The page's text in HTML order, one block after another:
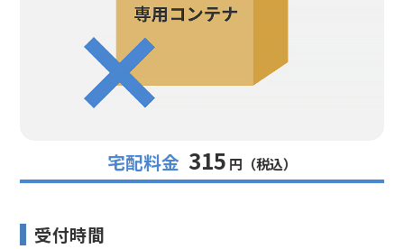
宅配料金 315 円（税込）
受付時間